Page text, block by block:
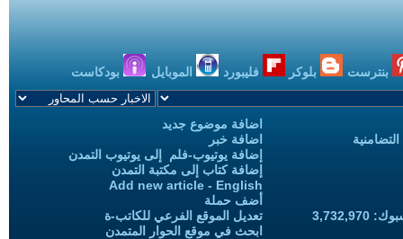
بنترست بلوكر فليبورد الموبايل بودكاست
اضافة موضوع جديد
اضافة خبر
إضافة يوتيوب-فلم إلى يوتيوب التمدن
إضافة كتاب إلى مكتبة التمدن
Add new article - English
أضف حملة
تعديل الموقع الفرعي للكاتب-ة
ابحث في موقع الحوار المتمدن